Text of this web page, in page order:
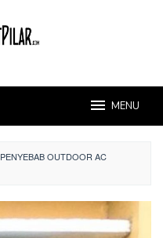
MENU
PENYEBAB OUTDOOR AC